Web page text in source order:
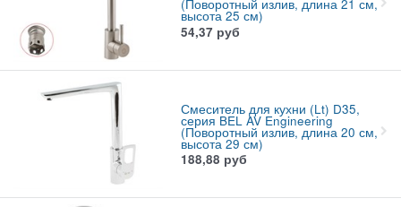
(Поворотный излив, длина 21 см,
высота 25 см)
54,37 руб
Смеситель для кухни (Lt) D35,
серия BEL AV Engineering
(Поворотный излив, длина 20 см,
высота 29 см)
188,88 руб